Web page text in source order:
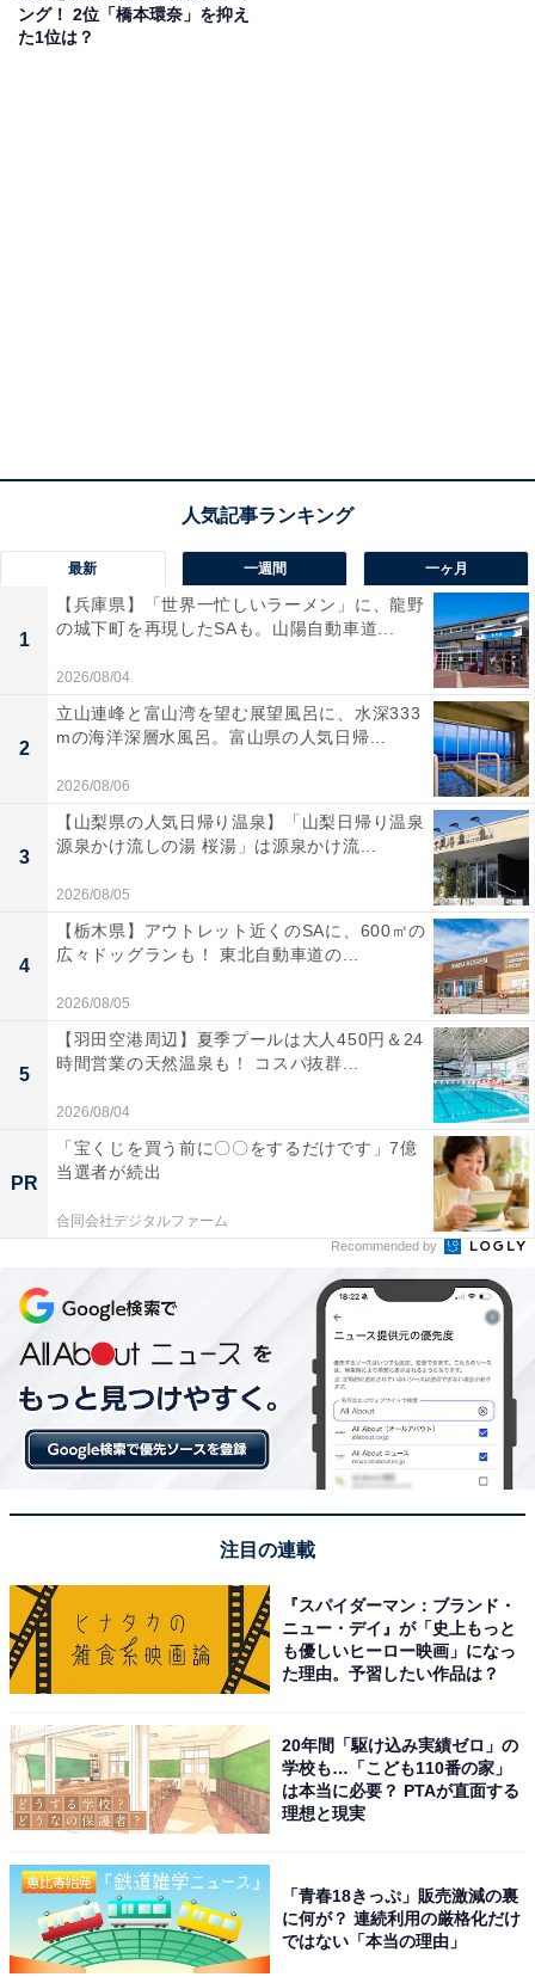
ング！ 2位「橋本環奈」を抑え
た1位は？
最新 一週間 一ヶ月
1
【兵庫県】「世界一忙しいラーメン」に、龍野
の城下町を再現したSAも。山陽自動車道...
2026/08/04
2
立山連峰と富山湾を望む展望風呂に、水深333
mの海洋深層水風呂。富山県の人気日帰...
2026/08/06
3
【山梨県の人気日帰り温泉】「山梨日帰り温泉
源泉かけ流しの湯 桜湯」は源泉かけ流...
2026/08/05
4
【栃木県】アウトレット近くのSAに、600㎡の
広々ドッグランも！ 東北自動車道の...
2026/08/05
5
【羽田空港周辺】夏季プールは大人450円＆24
時間営業の天然温泉も！ コスパ抜群...
2026/08/04
PR
「宝くじを買う前に〇〇をするだけです」7億
当選者が続出
合同会社デジタルファーム
Recommended by
注目の連載
『スパイダーマン：ブランド・
ニュー・デイ』が「史上もっと
も優しいヒーロー映画」になっ
た理由。予習したい作品は？
20年間「駆け込み実績ゼロ」の
学校も…「こども110番の家」
は本当に必要？ PTAが直面する
理想と現実
「青春18きっぷ」販売激減の裏
に何が？ 連続利用の厳格化だけ
ではない「本当の理由」